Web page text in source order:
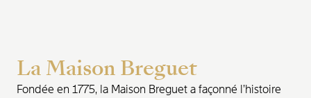
La Maison Breguet
Fondée en 1775, la Maison Breguet a façonné l’histoire